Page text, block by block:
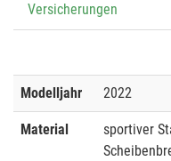
Versicherungen
Modelljahr 2022
Material
sportiver